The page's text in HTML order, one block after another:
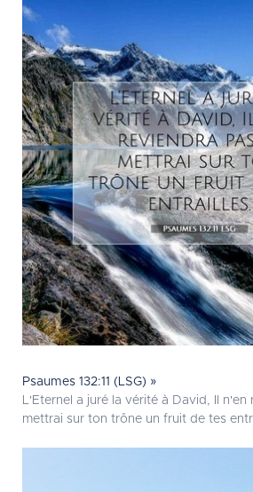
Psaumes 132:11 (LSG) »
L'Eternel a juré la vérité à David, Il n'en
mettrai sur ton trône un fruit de tes